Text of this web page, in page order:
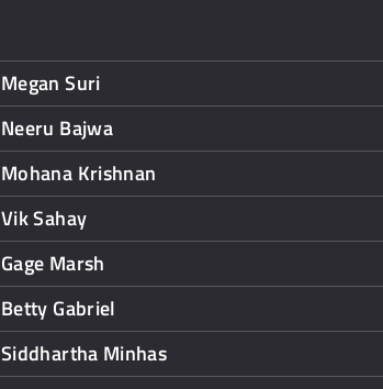
Megan Suri
Neeru Bajwa
Mohana Krishnan
Vik Sahay
Gage Marsh
Betty Gabriel
Siddhartha Minhas